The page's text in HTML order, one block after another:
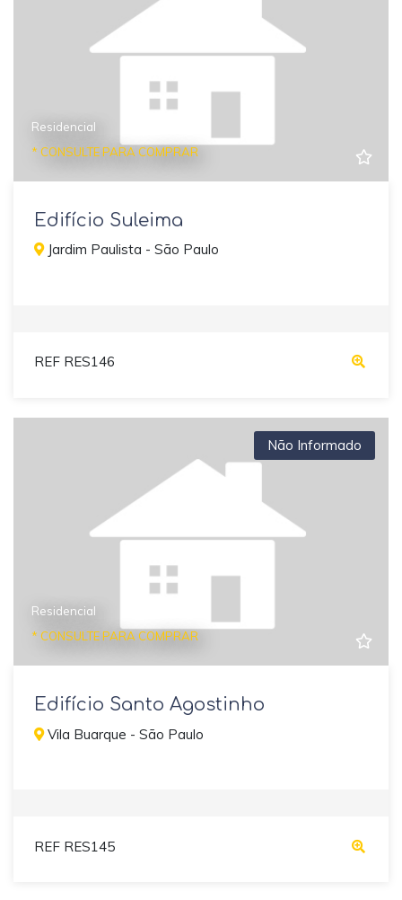
Residencial
* CONSULTE PARA COMPRAR
Edifício Suleima
Jardim Paulista - São Paulo
REF RES146
Não Informado
Residencial
* CONSULTE PARA COMPRAR
Edifício Santo Agostinho
Vila Buarque - São Paulo
REF RES145